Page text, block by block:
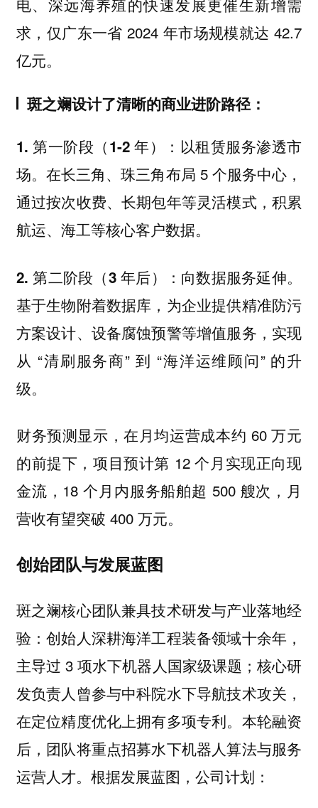
电、深远海养殖的快速发展更催生新增需
求，仅广东一省 2024 年市场规模就达 42.7
亿元。
斑之斓设计了清晰的商业进阶路径：
1. 第一阶段（1-2 年）： 以租赁服务渗透市
场。在长三角、珠三角布局 5 个服务中心，
通过按次收费、长期包年等灵活模式，积累
航运、海工等核心客户数据。
2. 第二阶段（3 年后）： 向数据服务延伸。
基于生物附着数据库，为企业提供精准防污
方案设计、设备腐蚀预警等增值服务，实现
从 “清刷服务商” 到 “海洋运维顾问” 的升
级。
财务预测显示，在月均运营成本约 60 万元
的前提下，项目预计第 12 个月实现正向现
金流，18 个月内服务船舶超 500 艘次，月
营收有望突破 400 万元。
创始团队与发展蓝图
斑之斓核心团队兼具技术研发与产业落地经
验：创始人深耕海洋工程装备领域十余年，
主导过 3 项水下机器人国家级课题；核心研
发负责人曾参与中科院水下导航技术攻关，
在定位精度优化上拥有多项专利。本轮融资
后，团队将重点招募水下机器人算法与服务
运营人才。根据发展蓝图，公司计划：